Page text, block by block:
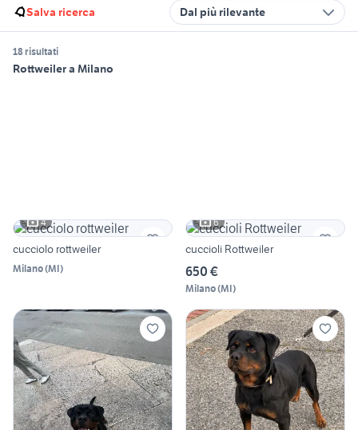
Salva ricerca Dal più rilevante
18 risultati
Rottweiler a Milano
4
cucciolo rottweiler
Milano(MI)
6
cuccioli Rottweiler
650 €
Milano(MI)